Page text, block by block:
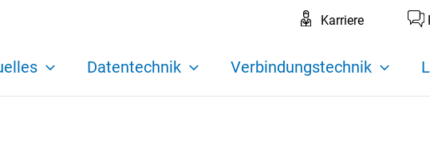
Karriere
Datentechnik Verbindungstechnik